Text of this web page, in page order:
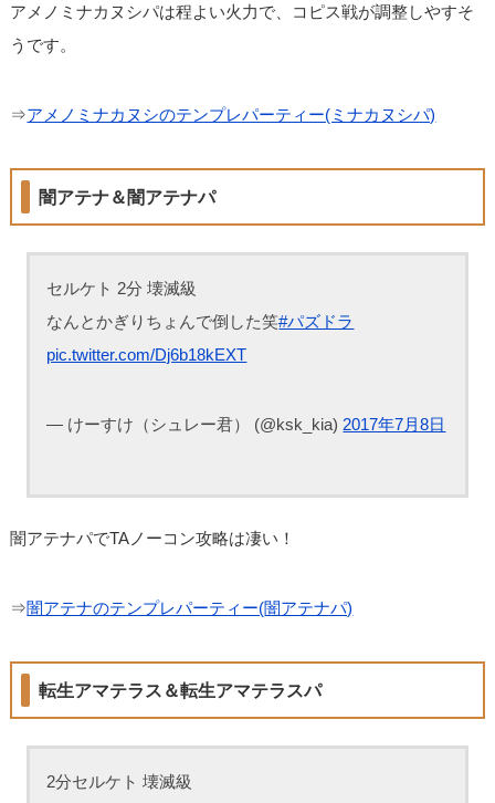
アメノミナカヌシパは程よい火力で、コピス戦が調整しやすそ
うです。
⇒アメノミナカヌシのテンプレパーティー(ミナカヌシパ)
闇アテナ＆闇アテナパ
セルケト 2分 壊滅級
なんとかぎりちょんで倒した笑#パズドラ
pic.twitter.com/Dj6b18kEXT
— けーすけ（シュレー君） (@ksk_kia) 2017年7月8日
闇アテナパでTAノーコン攻略は凄い！
⇒闇アテナのテンプレパーティー(闇アテナパ)
転生アマテラス＆転生アマテラスパ
2分セルケト 壊滅級